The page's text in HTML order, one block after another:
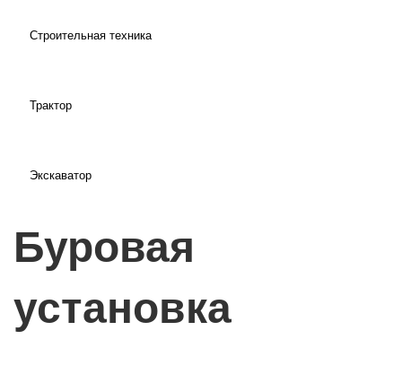
Строительная техника
Трактор
Экскаватор
Буровая
установка